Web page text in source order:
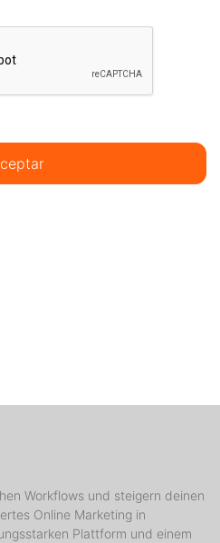
Workflows und steigern deinen
Online Marketing in
Plattform und einem